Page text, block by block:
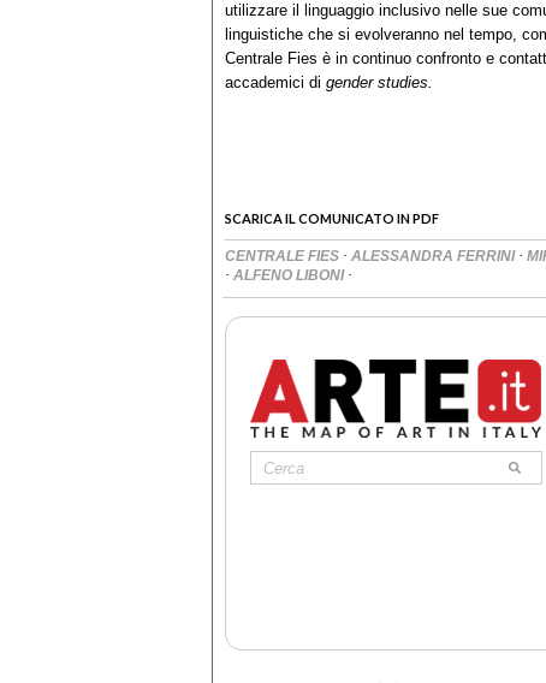
utilizzare il linguaggio inclusivo nelle sue
linguistiche che si evolveranno nel tempo,
Centrale Fies è in continuo confronto e
accademici di gender studies.
SCARICA IL COMUNICATO IN PDF
CENTRALE FIES · ALESSANDRA FERRINI ·
· ALFENO LIBONI ·